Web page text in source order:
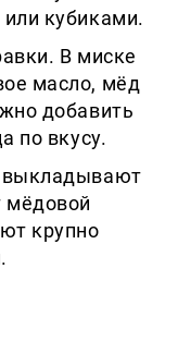
кубиками.
В миске
масло, мёд
добавить
по вкусу.
выкладывают
мёдовой
крупно